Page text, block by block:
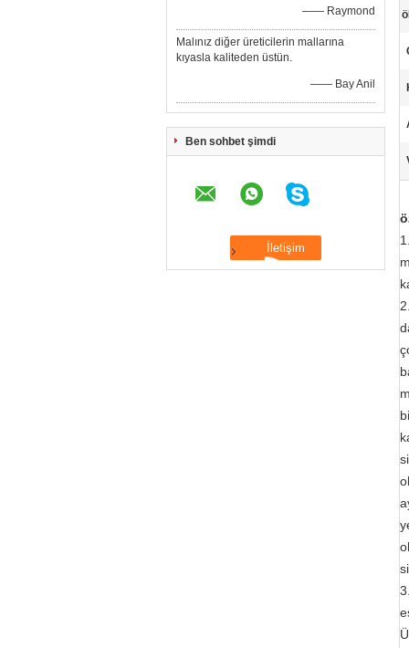
—— Raymond
Malınız diğer üreticilerin mallarına
kıyasla kaliteden üstün.
—— Bay Anil
Ben sohbet şimdi